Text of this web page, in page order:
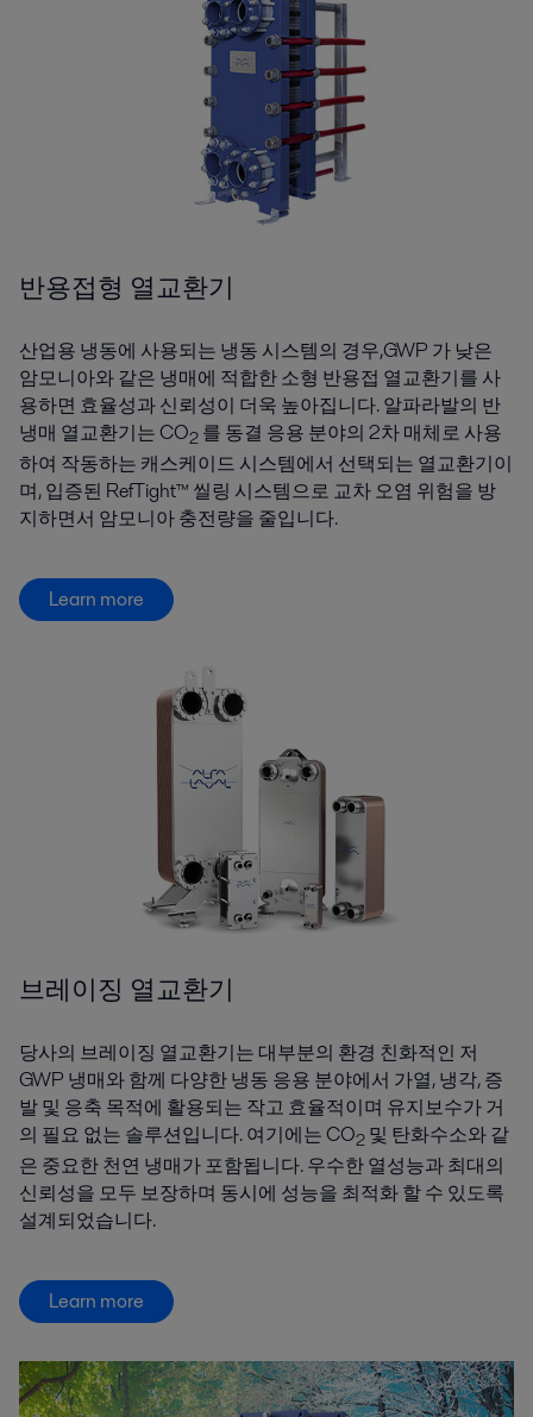
반용접형 열교환기
산업용 냉동에 사용되는 냉동 시스템의 경우,GWP 가 낮은
암모니아와 같은 냉매에 적합한 소형 반용접 열교환기를 사
용하면 효율성과 신뢰성이 더욱 높아집니다. 알파라발의 반
냉매 열교환기는 CO2 를 동결 응용 분야의 2차 매체로 사용
하여 작동하는 캐스케이드 시스템에서 선택되는 열교환기이
며, 입증된 RefTight™ 씰링 시스템으로 교차 오염 위험을 방
지하면서 암모니아 충전량을 줄입니다.
Learn more
브레이징 열교환기
당사의 브레이징 열교환기는 대부분의 환경 친화적인 저
GWP 냉매와 함께 다양한 냉동 응용 분야에서 가열, 냉각, 증
발 및 응축 목적에 활용되는 작고 효율적이며 유지보수가 거
의 필요 없는 솔루션입니다. 여기에는 CO2 및 탄화수소와 같
은 중요한 천연 냉매가 포함됩니다. 우수한 열성능과 최대의
신뢰성을 모두 보장하며 동시에 성능을 최적화 할 수 있도록
설계되었습니다.
Learn more